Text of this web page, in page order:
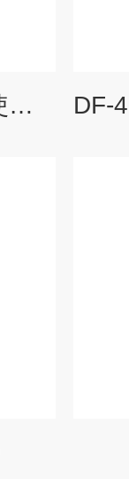
HH-S数显恒温油浴锅使用方式